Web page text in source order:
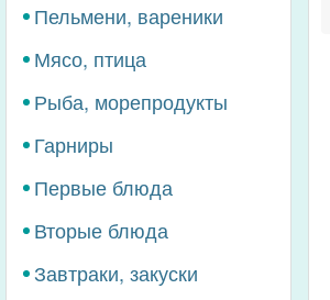
Пельмени, вареники
Мясо, птица
Рыба, морепродукты
Гарниры
Первые блюда
Вторые блюда
Завтраки, закуски